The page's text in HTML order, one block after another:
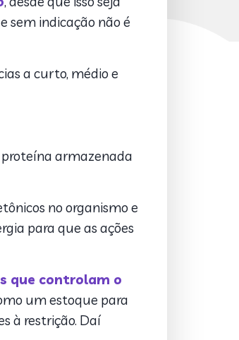
sem indicação não é
a curto, médio e
proteína armazenada
no organismo e
para que as ações
que controlam o
um estoque para
à restrição. Daí